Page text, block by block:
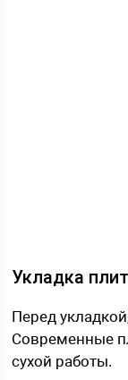
Укладка
Перед
Современные
сухой работы.